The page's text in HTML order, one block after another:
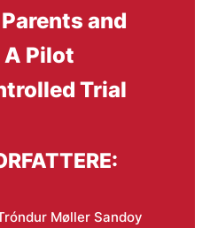
and
A Pilot
Trial
Møller Sandoy